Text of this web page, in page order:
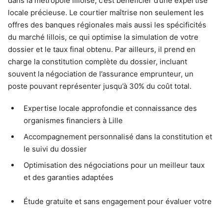
locale précieuse. Le courtier maîtrise non seulement les
offres des banques régionales mais aussi les spécificités
du marché lillois, ce qui optimise la simulation de votre
dossier et le taux final obtenu. Par ailleurs, il prend en
charge la constitution complète du dossier, incluant
souvent la négociation de l’assurance emprunteur, un
poste pouvant représenter jusqu’à 30% du coût total.
Expertise locale approfondie et connaissance des
organismes financiers à Lille
Accompagnement personnalisé dans la constitution et
le suivi du dossier
Optimisation des négociations pour un meilleur taux
et des garanties adaptées
Étude gratuite et sans engagement pour évaluer votre